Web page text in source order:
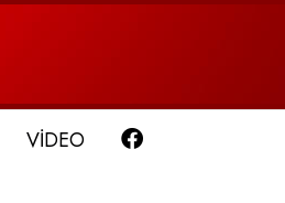
VİDEO